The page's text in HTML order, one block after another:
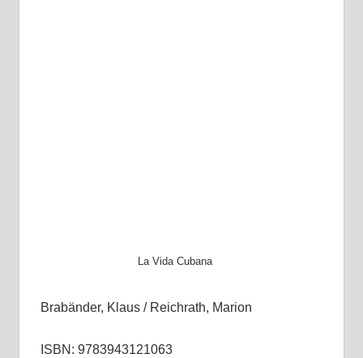
La Vida Cubana
Brabänder, Klaus / Reichrath, Marion
ISBN: 9783943121063